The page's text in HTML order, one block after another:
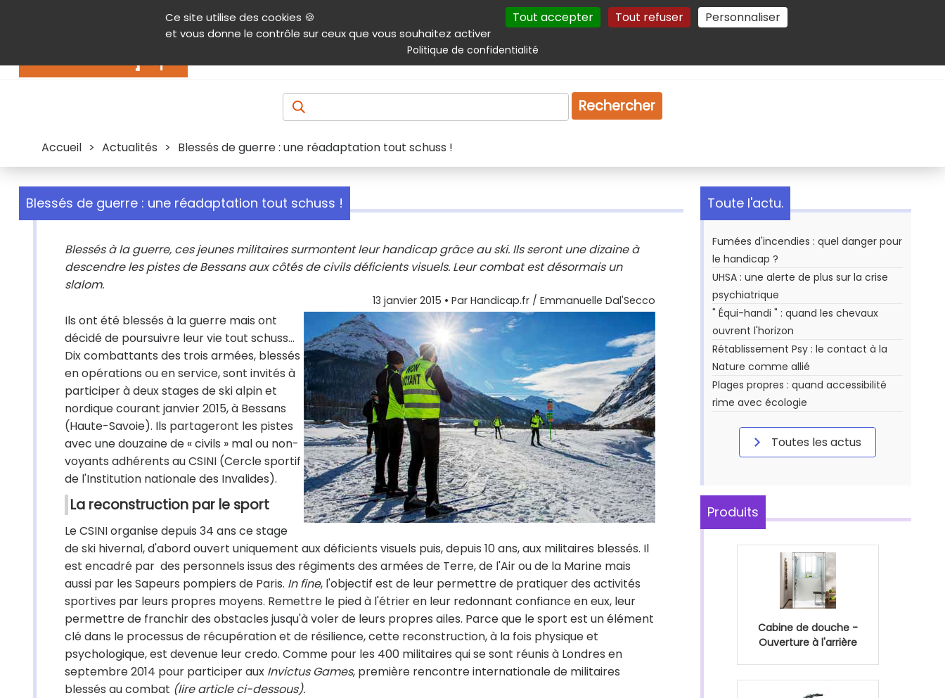
Ce site utilise des cookies 🍪
et vous donne le contrôle sur ceux que vous souhaitez activer
Tout accepter Tout refuser Personnaliser
Politique de confidentialité
Contenu Aide et accessibilité Menu principal Autres services Plan du site Gestion des cookies
Produits & services Emploi Droit
Rechercher
Accueil > Actualités > Blessés de guerre : une réadaptation tout schuss !
Blessés de guerre : une réadaptation tout schuss !
Blessés à la guerre, ces jeunes militaires surmontent leur handicap grâce au ski. Ils seront une dizaine à
descendre les pistes de Bessans aux côtés de civils déficients visuels. Leur combat est désormais un
slalom.
13 janvier 2015 • Par Handicap.fr / Emmanuelle Dal'Secco
Ils ont été blessés à la guerre mais ont
décidé de poursuivre leur vie tout schuss…
Dix combattants des trois armées, blessés
en opérations ou en service, sont invités à
participer à deux stages de ski alpin et
nordique courant janvier 2015, à Bessans
(Haute-Savoie). Ils partageront les pistes
avec une douzaine de « civils » mal ou non-
voyants adhérents au CSINI (Cercle sportif
de l'Institution nationale des Invalides).
La reconstruction par le sport
Le CSINI organise depuis 34 ans ce stage
de ski hivernal, d'abord ouvert uniquement aux déficients visuels puis, depuis 10 ans, aux militaires blessés. Il
est encadré par des personnels issus des régiments des armées de Terre, de l'Air ou de la Marine mais
aussi par les Sapeurs pompiers de Paris. In fine, l'objectif est de leur permettre de pratiquer des activités
sportives par leurs propres moyens. Remettre le pied à l'étrier en leur redonnant confiance en eux, leur
permettre de franchir des obstacles jusqu'à voler de leurs propres ailes. Parce que le sport est un élément
clé dans le processus de récupération et de résilience, cette reconstruction, à la fois physique et
psychologique, est devenue leur credo. Comme pour les 400 militaires qui se sont réunis à Londres en
septembre 2014 pour participer aux Invictus Games, première rencontre internationale de militaires
blessés au combat (lire article ci-dessous).
Toute l'actu.
Fumées d'incendies : quel danger pour
le handicap ?
UHSA : une alerte de plus sur la crise
psychiatrique
" Équi-handi " : quand les chevaux
ouvrent l'horizon
Rétablissement Psy : le contact à la
Nature comme allié
Plages propres : quand accessibilité
rime avec écologie
Toutes les actus
Produits
Cabine de douche -
Ouverture à l'arrière